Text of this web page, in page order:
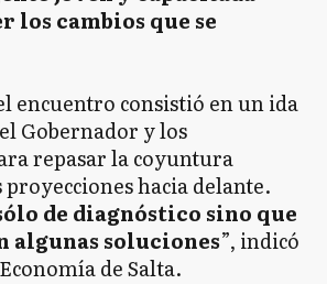
los cambios que se
encuentro consistió en un ida
Gobernador y los
repasar la coyuntura
hacia delante.
de diagnóstico sino que
algunas soluciones”, indicó
de Salta.